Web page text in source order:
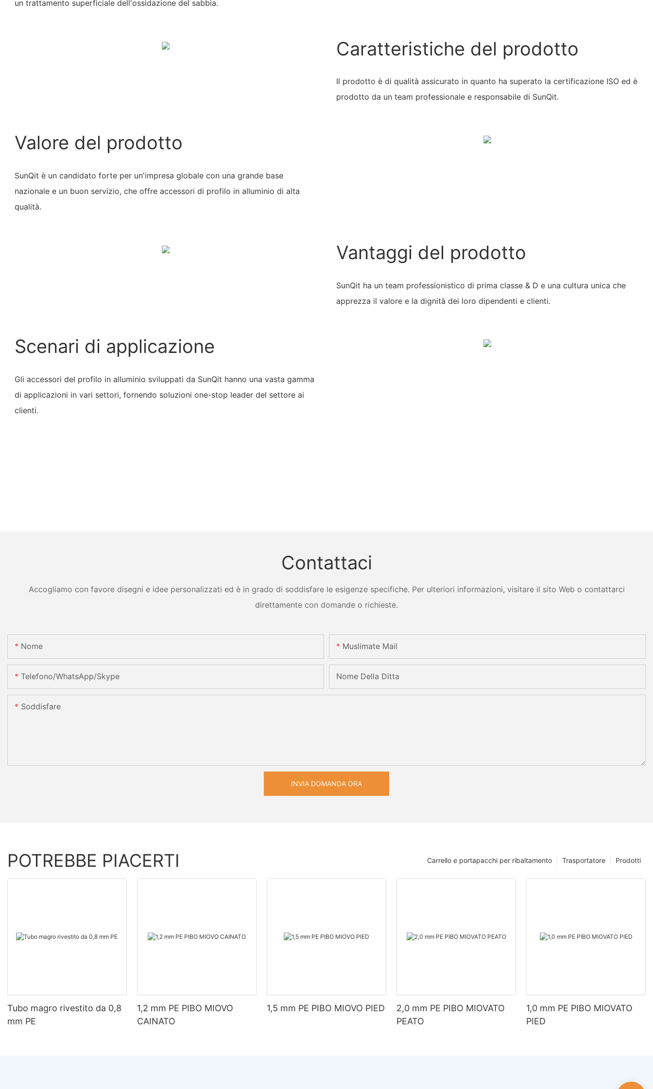
un trattamento superficiale dell'ossidazione del sabbia.
Caratteristiche del prodotto
Il prodotto è di qualità assicurato in quanto ha superato la certificazione ISO ed è
prodotto da un team professionale e responsabile di SunQit.
Valore del prodotto
SunQit è un candidato forte per un'impresa globale con una grande base
nazionale e un buon servizio, che offre accessori di profilo in alluminio di alta
qualità.
Vantaggi del prodotto
SunQit ha un team professionistico di prima classe & D e una cultura unica che
apprezza il valore e la dignità dei loro dipendenti e clienti.
Scenari di applicazione
Gli accessori del profilo in alluminio sviluppati da SunQit hanno una vasta gamma
di applicazioni in vari settori, fornendo soluzioni one-stop leader del settore ai
clienti.
Contattaci
Accogliamo con favore disegni e idee personalizzati ed è in grado di soddisfare le esigenze specifiche. Per ulteriori informazioni, visitare il sito Web o contattarci
direttamente con domande o richieste.
Nome Muslimate Mail
Telefono/WhatsApp/Skype Nome Della Ditta
Soddisfare
INVIA DOMANDA ORA
POTREBBE PIACERTI Prodotti
Trasportatore
Carrello e portapacchi per ribaltamento
Tubo magro rivestito da 0,8
mm PE
1,2 mm PE PIBO MIOVO
CAINATO
1,5 mm PE PIBO MIOVO PIED
2,0 mm PE PIBO MIOVATO
PEATO
1,0 mm PE PIBO MIOVATO
PIED